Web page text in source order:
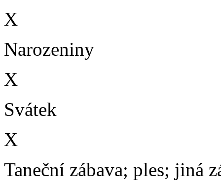
X
Narozeniny
X
Svátek
X
Taneční zábava; ples; jiná